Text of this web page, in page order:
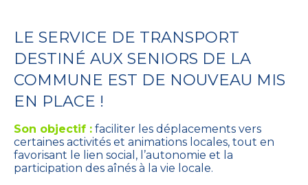
LE SERVICE DE TRANSPORT
DESTINÉ AUX SENIORS DE LA
COMMUNE EST DE NOUVEAU MIS
EN PLACE !
Son objectif : faciliter les déplacements vers
certaines activités et animations locales, tout en
favorisant le lien social, l’autonomie et la
participation des aînés à la vie locale.